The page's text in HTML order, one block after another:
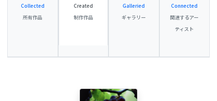
Collected
所有作品
Created
制作作品
Galleried
ギャラリー
Connected
関連するアー
ティスト